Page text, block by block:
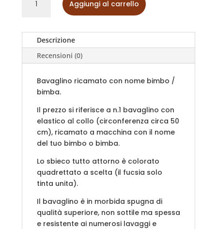
ricamato
quantità
Aggiungi al carrello
Descrizione
Recensioni (0)
Bavaglino ricamato con nome bimbo /
bimba.
Il prezzo si riferisce a n.1 bavaglino con
elastico al collo (circonferenza circa 50
cm), ricamato a macchina con il nome
del tuo bimbo o bimba.
Lo sbieco tutto attorno è colorato
quadrettato a scelta (il fucsia solo
tinta unita).
Il bavaglino è in morbida spugna di
qualità superiore, non sottile ma spessa
e resistente ai numerosi lavaggi e